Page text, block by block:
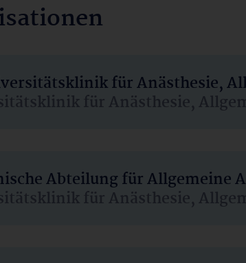
für Anästhesie,
für Anästhesie,
Abteilung für Allgemeine
für Anästhesie,